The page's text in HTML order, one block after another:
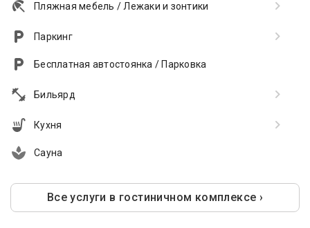
Пляжная мебель / Лежаки и зонтики
Паркинг
Бесплатная автостоянка / Парковка
Бильярд
Кухня
Сауна
Все услуги в гостиничном комплексе ›